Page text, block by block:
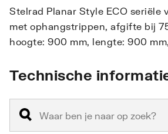
Stelrad Planar Style ECO seriële
met ophangstrippen, afgifte bij
hoogte: 900 mm, lengte: 900
Technische